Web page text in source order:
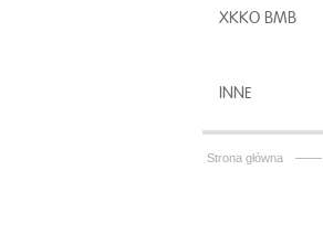
XKKO BMB
INNE
Strona główna ——